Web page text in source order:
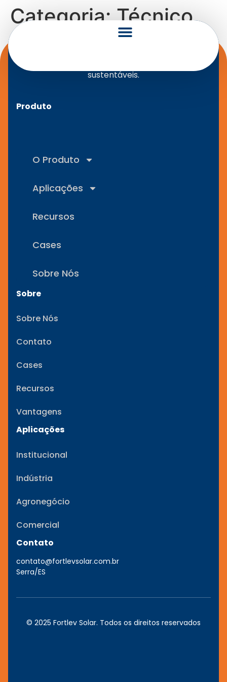
Categoria:Técnico
sustentáveis.
Produto
O Produto
Aplicações
Recursos
Cases
Sobre Nós
Sobre
Sobre Nós
Contato
Cases
Recursos
Vantagens
Aplicações
Institucional
Indústria
Agronegócio
Comercial
Contato
contato@fortlevsolar.com.br
Serra/ES
© 2025 Fortlev Solar. Todos os direitos reservados